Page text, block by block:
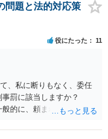
問題と法的対応策
役にたった 11
、私に断りもなく、委任
事罰に該当しますか？
的に、頼まれた（委任さ
では依頼の範囲ではない